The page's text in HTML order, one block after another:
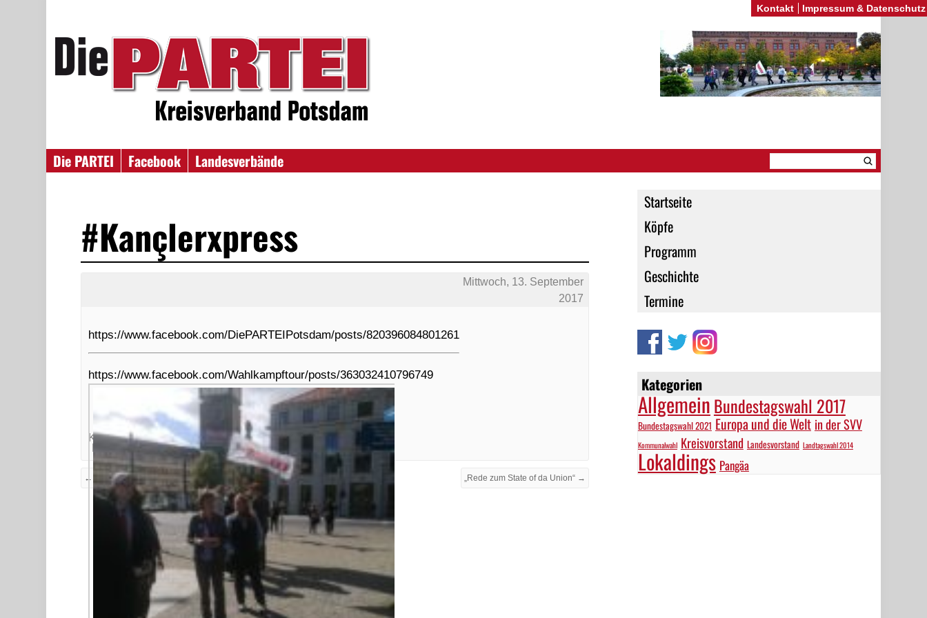
Die PARTEI Facebook
Landesverbände
Startseite
Köpfe
Programm
Geschichte
Termine
Kategorien
AllgemeinBundestagswahl 2017
Bundestagswahl 2021 Europa und die Welt in der SVV
Kommunalwahl Kreisvorstand Landesvorstand Landtagswahl 2014
Lokaldings Pangäa
#Kançlerxpress
Mittwoch, 13. September
2017
https://www.facebook.com/DiePARTEIPotsdam/posts/820396084801261
https://www.facebook.com/Wahlkampftour/posts/363032410796749
Kategorien:
Bundestagswahl 2017
Lokaldings
#Bundestagswahl
← Wir schaun weg, wo andere hinschaun! „Rede zum State of da Union“ →
Kontakt Impressum & Datenschutz